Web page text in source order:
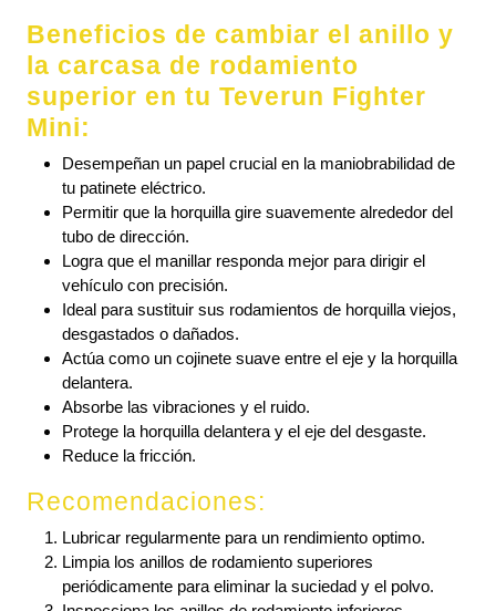
Beneficios de cambiar el anillo y
la carcasa de rodamiento
superior en tu Teverun Fighter
Mini:
Desempeñan un papel crucial en la maniobrabilidad de
tu patinete eléctrico.
Permitir que la horquilla gire suavemente alrededor del
tubo de dirección.
Logra que el manillar responda mejor para dirigir el
vehículo con precisión.
Ideal para sustituir sus rodamientos de horquilla viejos,
desgastados o dañados.
Actúa como un cojinete suave entre el eje y la horquilla
delantera.
Absorbe las vibraciones y el ruido.
Protege la horquilla delantera y el eje del desgaste.
Reduce la fricción.
Recomendaciones:
Lubricar regularmente para un rendimiento optimo.
Limpia los anillos de rodamiento superiores
periódicamente para eliminar la suciedad y el polvo.